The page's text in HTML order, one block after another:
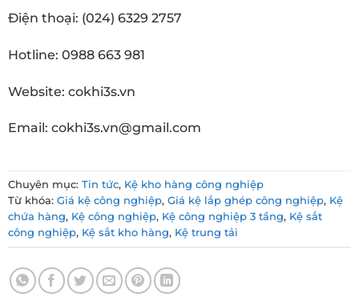
Điện thoại: (024) 6329 2757
Hotline: 0988 663 981
Website: cokhi3s.vn
Email: cokhi3s.vn@gmail.com
Chuyên mục: Tin tức, Kệ kho hàng công nghiệp
Từ khóa: Giá kệ công nghiệp, Giá kệ lắp ghép công nghiệp, Kệ
chứa hàng, Kệ công nghiệp, Kệ công nghiệp 3 tầng, Kệ sắt
công nghiệp, Kệ sắt kho hàng, Kệ trung tải